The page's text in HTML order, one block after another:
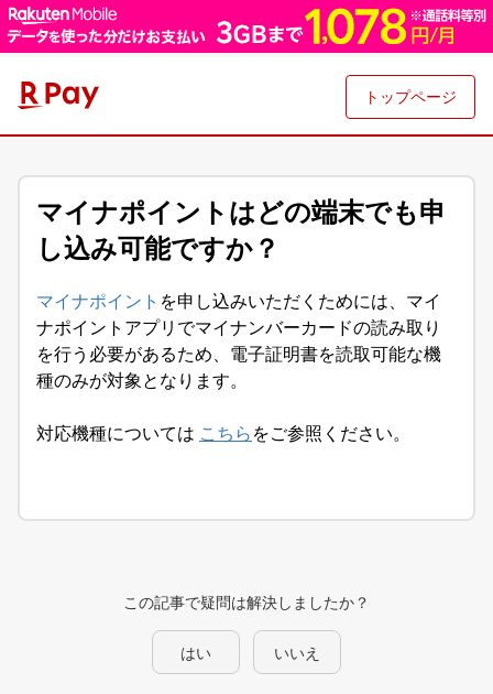
トップページ
マイナポイントはどの端末でも申
し込み可能ですか？
マイナポイント を申し込みいただくためには、マイ
ナポイントアプリでマイナンバーカードの読み取り
を行う必要があるため、電子証明書を読取可能な機
種のみが対象となります。
対応機種については こちら をご参照ください。
この記事で疑問は解決しましたか？
はい いいえ